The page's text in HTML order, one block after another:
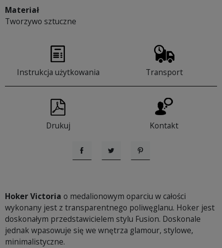
Materiał
Tworzywo sztuczne
Instrukcja użytkowania Transport
Drukuj Kontakt
UdostępnijTweetujPinterest
Hoker Victoria o medalionowym oparciu w całości
wykonany jest z transparentnego poliwęglanu. Hoker jest
doskonałym przedstawicielem stylu Fusion. Doskonale
jednak wpasowuje się we wnętrza glamour, stylowe,
minimalistyczne.